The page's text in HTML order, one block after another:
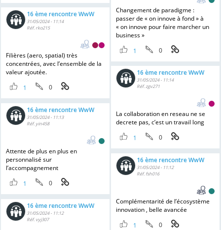
Changement de paradigme :
passer de « on innove à fond » à
« on innove pour faire marcher un
business »
1
0
16 ème rencontre WwW
31/05/2024 - 11:14
Réf. rko215
Filières (aero, spatial) très
concentrées, avec l’ensemble de la
valeur ajoutée.
1
0
16 ème rencontre WwW
31/05/2024 - 11:14
Réf. zgv271
La collaboration en reseau ne se
decrete pas, c’est un travail long
1
0
16 ème rencontre WwW
31/05/2024 - 11:13
Réf. yin458
Attente de plus en plus en
personnalisé sur
l’accompagnement
1
0
16 ème rencontre WwW
31/05/2024 - 11:12
Réf. fsh016
Complémentarité de l’écosystème
innovation , belle avancée
1
0
16 ème rencontre WwW
31/05/2024 - 11:12
Réf. vyj307